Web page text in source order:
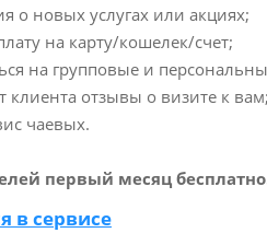
о новых услугах или акциях;
на карту/кошелек/счет;
на групповые и
отзывы о визите к
чаевых.
первый месяц
в сервисе